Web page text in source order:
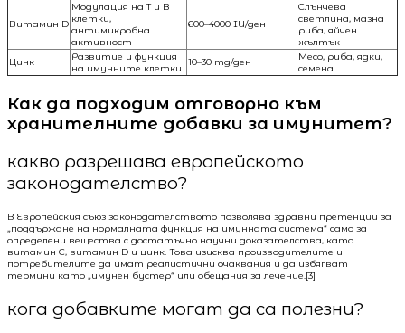
Витамин D
Модулация на T и B
клетки,
антимикробна
активност
600–4000 IU/ден
Слънчева
светлина, мазна
риба, яйчен
жълтък
Цинк
Развитие и функция
на имунните клетки
10–30 mg/ден
Месо, риба, ядки,
семена
Как да подходим отговорно към
хранителните добавки за имунитет?
какво разрешава европейското
законодателство?
В Европейския съюз законодателството позволява здравни претенции за
„поддържане на нормалната функция на имунната система“ само за
определени вещества с достатъчно научни доказателства, като
витамин C, витамин D и цинк. Това изисква производителите и
потребителите да имат реалистични очаквания и да избягват
термини като „имунен бустер“ или обещания за лечение.[3]
кога добавките могат да са полезни?